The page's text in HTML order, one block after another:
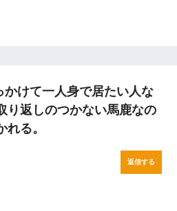
けて一人身で居たい人な
り返しのつかない馬鹿なの
る。
返信する